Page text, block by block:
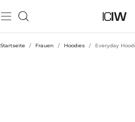
Startseite / Frauen / Hoodies / Everyday